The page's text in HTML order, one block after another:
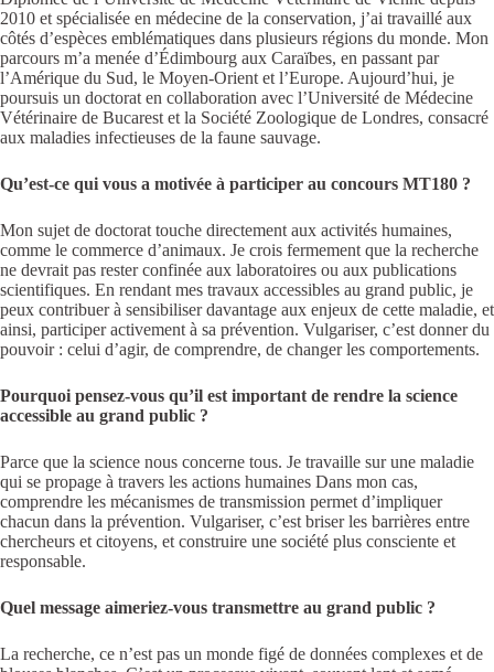
2010 et spécialisée en médecine de la conservation, j’ai travaillé aux
côtés d’espèces emblématiques dans plusieurs régions du monde. Mon
parcours m’a menée d’Édimbourg aux Caraïbes, en passant par
l’Amérique du Sud, le Moyen-Orient et l’Europe. Aujourd’hui, je
poursuis un doctorat en collaboration avec l’Université de Médecine
Vétérinaire de Bucarest et la Société Zoologique de Londres, consacré
aux maladies infectieuses de la faune sauvage.
Qu’est-ce qui vous a motivée à participer au concours MT180 ?
Mon sujet de doctorat touche directement aux activités humaines,
comme le commerce d’animaux. Je crois fermement que la recherche
ne devrait pas rester confinée aux laboratoires ou aux publications
scientifiques. En rendant mes travaux accessibles au grand public, je
peux contribuer à sensibiliser davantage aux enjeux de cette maladie, et
ainsi, participer activement à sa prévention. Vulgariser, c’est donner du
pouvoir : celui d’agir, de comprendre, de changer les comportements.
Pourquoi pensez-vous qu’il est important de rendre la science
accessible au grand public ?
Parce que la science nous concerne tous. Je travaille sur une maladie
qui se propage à travers les actions humaines Dans mon cas,
comprendre les mécanismes de transmission permet d’impliquer
chacun dans la prévention. Vulgariser, c’est briser les barrières entre
chercheurs et citoyens, et construire une société plus consciente et
responsable.
Quel message aimeriez-vous transmettre au grand public ?
La recherche, ce n’est pas un monde figé de données complexes et de